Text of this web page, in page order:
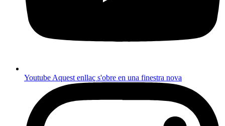
YoutubeAquest enllaç s'obre en una finestra nova